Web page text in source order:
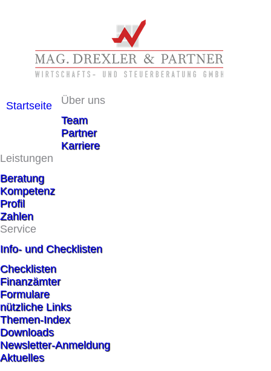
Startseite
Über uns
Team
Partner
Karriere
Leistungen
Beratung
Kompetenz
Profil
Zahlen
Service
Info- und Checklisten
Checklisten
Finanzämter
Formulare
nützliche Links
Themen-Index
Downloads
Newsletter-Anmeldung
Aktuelles